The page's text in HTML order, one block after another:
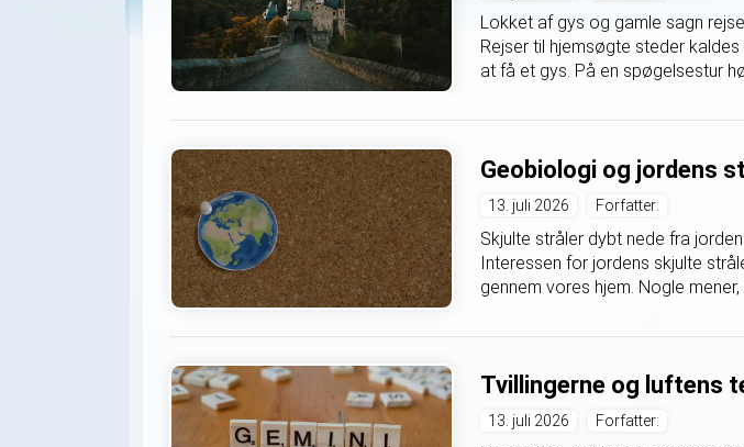
Lokket af gys og gamle sagn
Rejser til hjemsøgte steder
at få et gys. På en spøgelsestur
Geobiologi og jordens
13. juli 2026 Forfatter:
Skjulte stråler dybt nede fra
Interessen for jordens skjulte
gennem vores hjem. Nogle
Tvillingerne og luftens
13. juli 2026 Forfatter: